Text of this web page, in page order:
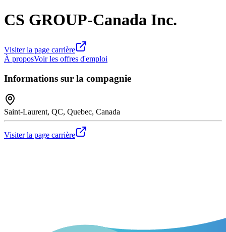
CS GROUP-Canada Inc.
Visiter la page carrière
À proposVoir les offres d'emploi
Informations sur la compagnie
Saint-Laurent, QC, Quebec, Canada
Visiter la page carrière